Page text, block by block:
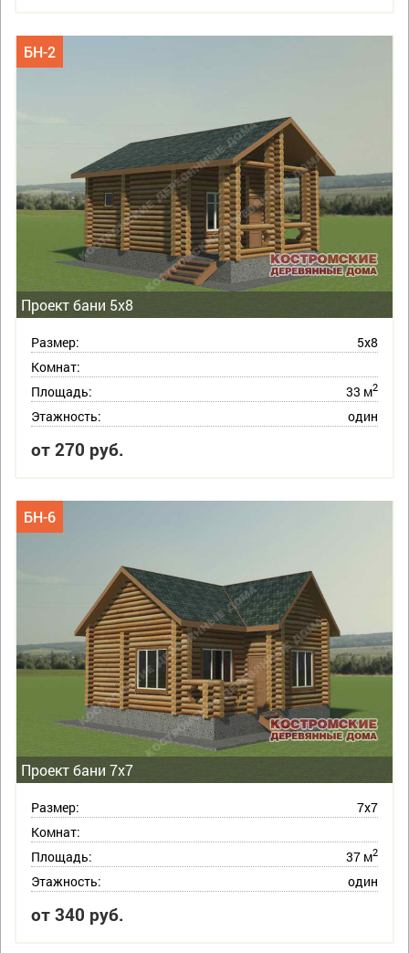
Проект бани 5х8
БН-2
Размер:
5х8
Комнат:
Площадь:
33 м2
Этажность: один
от 270 руб.
Проект бани 7х7
БН-6
Размер:
7х7
Комнат:
Площадь:
37 м2
Этажность: один
от 340 руб.